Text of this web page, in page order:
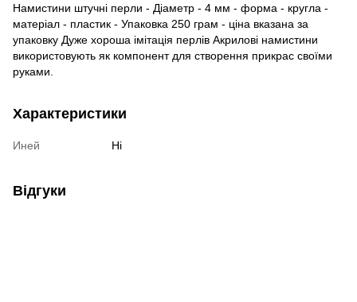
Намистини штучні перли - Діаметр - 4 мм - форма - кругла -
матеріал - пластик - Упаковка 250 грам - ціна вказана за
упаковку Дуже хороша імітація перлів Акрилові намистини
використовують як компонент для створення прикрас своїми
руками.
Характеристики
Иней Ні
Відгуки